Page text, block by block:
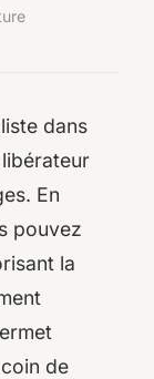
dans
En
pouvez
la
de